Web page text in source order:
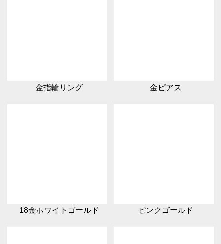
金指輪リング 金ピアス
18金ホワイトゴールド ピンクゴールド